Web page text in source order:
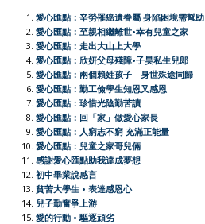
e
b
o
o
k
t
s
A
p
p
h
a
t
t
t
e
r
e
i
l
n
愛心匯點：辛勞罹癌遺眷屬 身陷困境需幫助
愛心匯點：至親相繼離世•幸有兒童之家
愛心匯點：走出大山上大學
愛心匯點：欣妍父母殘障•子昊私生兒郎
愛心匯點：兩個賴姓孩子 身世殊途同歸
愛心匯點：勤工儉學生知恩又感恩
愛心匯點：珍惜光陰勤苦讀
愛心匯點：回「家」做愛心家長
愛心匯點：人窮志不窮 充滿正能量
愛心匯點：兒童之家哥兒倆
感謝愛心匯點助我達成夢想
初中畢業說感言
貧苦大學生 • 表達感恩心
兒子勤奮爭上游
愛的行動 • 驅逐頑劣